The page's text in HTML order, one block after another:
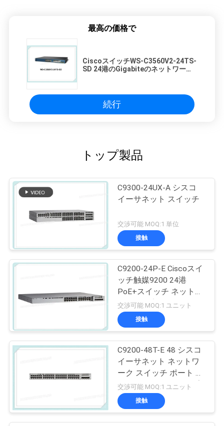
最高の価格で
CiscoスイッチWS-C3560V2-24TS-
SD 24港のGigabiteのネットワーク
続行
トップ製品
C9300-24UX-A シスコ
イーサネット スイッチ
交渉可能 MOQ:1 単位
接触
C9200-24P-E Ciscoスイ
ッチ触媒9200 24港
PoE+スイッチ ネットワ
ークの要素
交渉可能 MOQ:1 ユニット
接触
C9200-48T-E 48 シスコ
イーサネット ネットワ
ーク スイッチ ポート デ
ータ モジュールアップ
リンク オプション
交渉可能 MOQ:1 ユニット
接触